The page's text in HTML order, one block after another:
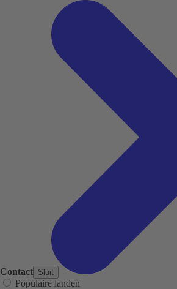
Contact Sluit
Populaire landen